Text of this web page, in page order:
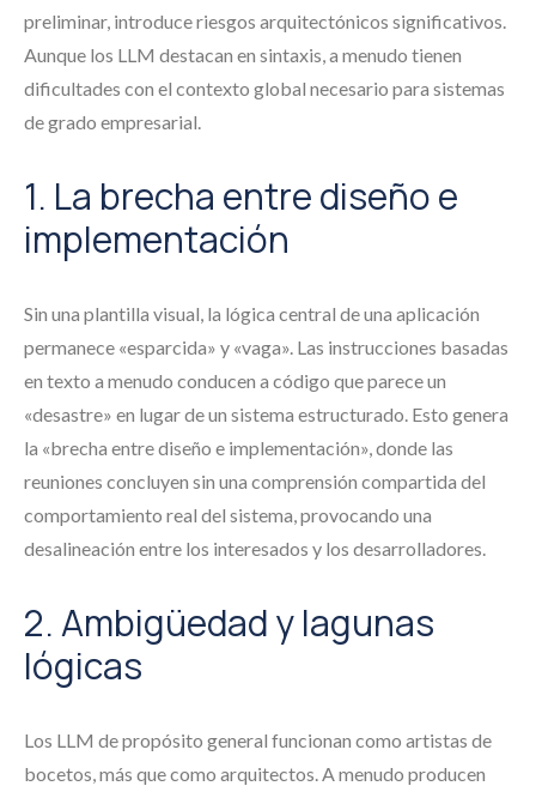
preliminar, introduce riesgos arquitectónicos significativos.
Aunque los LLM destacan en sintaxis, a menudo tienen
dificultades con el contexto global necesario para sistemas
de grado empresarial.
1. La brecha entre diseño e
implementación
Sin una plantilla visual, la lógica central de una aplicación
permanece «esparcida» y «vaga». Las instrucciones basadas
en texto a menudo conducen a código que parece un
«desastre» en lugar de un sistema estructurado. Esto genera
la «brecha entre diseño e implementación», donde las
reuniones concluyen sin una comprensión compartida del
comportamiento real del sistema, provocando una
desalineación entre los interesados y los desarrolladores.
2. Ambigüedad y lagunas
lógicas
Los LLM de propósito general funcionan como artistas de
bocetos, más que como arquitectos. A menudo producen